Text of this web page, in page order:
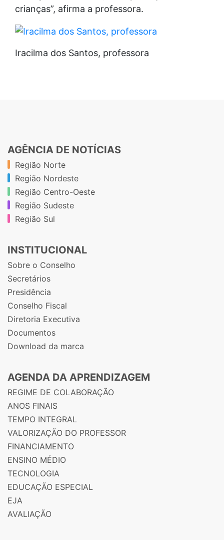
crianças”, afirma a professora.
Iracilma dos Santos, professora
AGÊNCIA DE NOTÍCIAS
Região Norte
Região Nordeste
Região Centro-Oeste
Região Sudeste
Região Sul
INSTITUCIONAL
Sobre o Conselho
Secretários
Presidência
Conselho Fiscal
Diretoria Executiva
Documentos
Download da marca
AGENDA DA APRENDIZAGEM
REGIME DE COLABORAÇÃO
ANOS FINAIS
TEMPO INTEGRAL
VALORIZAÇÃO DO PROFESSOR
FINANCIAMENTO
ENSINO MÉDIO
TECNOLOGIA
EDUCAÇÃO ESPECIAL
EJA
AVALIAÇÃO